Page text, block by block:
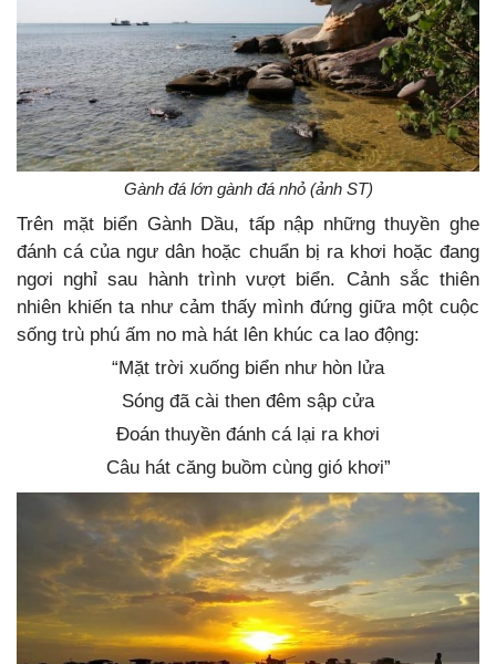
Gành đá lớn gành đá nhỏ (ảnh ST)
Trên mặt biển Gành Dầu, tấp nập những thuyền ghe
đánh cá của ngư dân hoặc chuẩn bị ra khơi hoặc đang
ngơi nghỉ sau hành trình vượt biển. Cảnh sắc thiên
nhiên khiến ta như cảm thấy mình đứng giữa một cuộc
sống trù phú ấm no mà hát lên khúc ca lao động:
“Mặt trời xuống biển như hòn lửa
Sóng đã cài then đêm sập cửa
Đoán thuyền đánh cá lại ra khơi
Câu hát căng buồm cùng gió khơi”